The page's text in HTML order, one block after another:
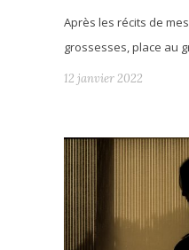
Après les récits de
grossesses, place au
12 janvier 2022